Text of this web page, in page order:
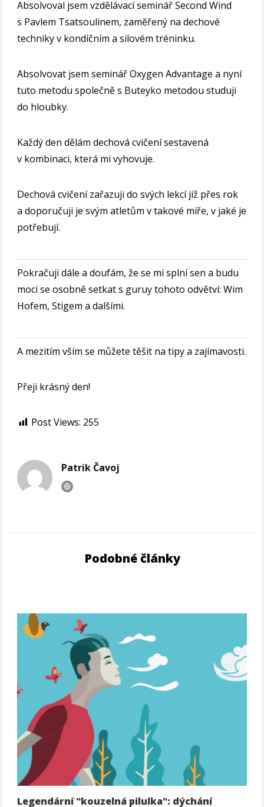
Absolvoval jsem vzdělávací seminář Second Wind
s Pavlem Tsatsoulinem, zaměřený na dechové
techniky v kondičním a silovém tréninku.
Absolvovat jsem seminář Oxygen Advantage a nyní
tuto metodu společně s Buteyko metodou studuji
do hloubky.
Každý den dělám dechová cvičení sestavená
v kombinaci, která mi vyhovuje.
Dechová cvičení zařazuji do svých lekcí již přes rok
a doporučuji je svým atletům v takové míře, v jaké je
potřebují.
Pokračuji dále a doufám, že se mi splní sen a budu
moci se osobně setkat s guruy tohoto odvětví: Wim
Hofem, Stigem a dalšími.
A mezitím vším se můžete těšit na tipy a zajímavosti.
Přeji krásný den!
Post Views: 255
Patrik Čavoj
Podobné články
Legendární "kouzelná pilulka": dýchání